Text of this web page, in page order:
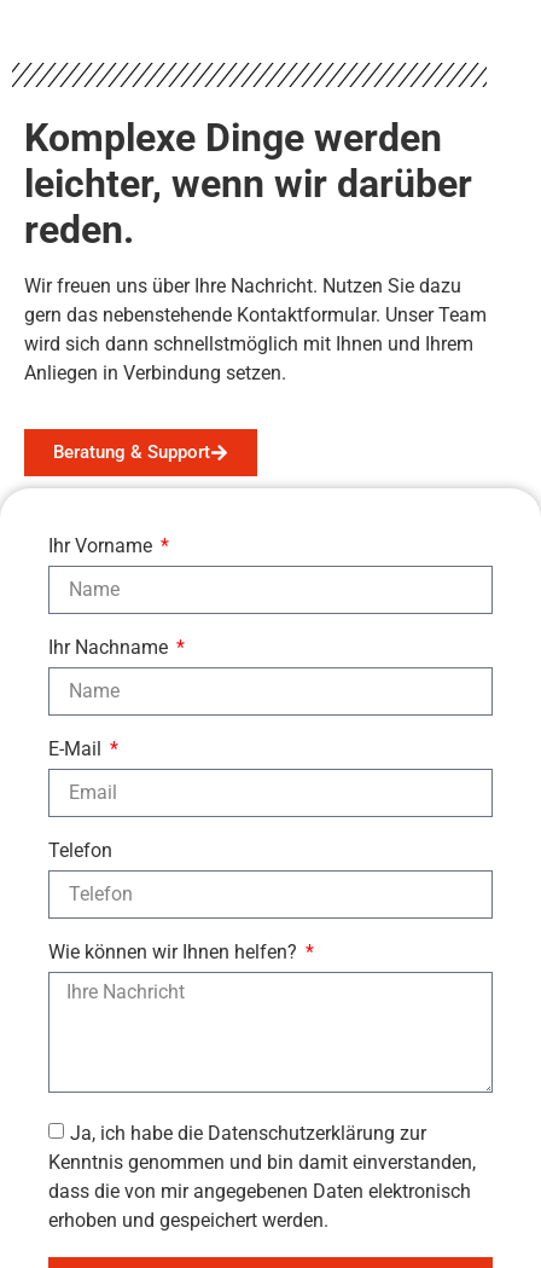
Komplexe Dinge werden
leichter, wenn wir darüber
reden.
Wir freuen uns über Ihre Nachricht. Nutzen Sie dazu
gern das nebenstehende Kontaktformular. Unser Team
wird sich dann schnellstmöglich mit Ihnen und Ihrem
Anliegen in Verbindung setzen.
Beratung & Support
Ihr Vorname
Ihr Nachname
E-Mail
Telefon
Wie können wir Ihnen helfen?
Ja, ich habe die Datenschutzerklärung zur
Kenntnis genommen und bin damit einverstanden,
dass die von mir angegebenen Daten elektronisch
erhoben und gespeichert werden.